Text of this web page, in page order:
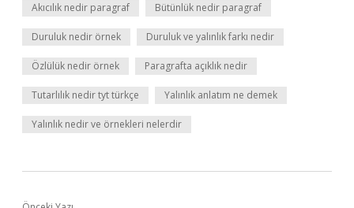
Akıcılık nedir paragraf Bütünlük nedir paragraf
Duruluk nedir örnek Duruluk ve yalınlık farkı nedir
Özlülük nedir örnek Paragrafta açıklık nedir
Tutarlılık nedir tyt türkçe Yalınlık anlatım ne demek
Yalınlık nedir ve örnekleri nelerdir